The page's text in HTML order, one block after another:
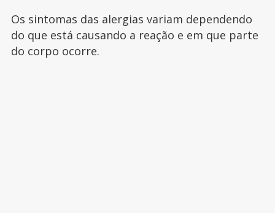
Os sintomas das alergias variam dependendo
do que está causando a reação e em que parte
do corpo ocorre.